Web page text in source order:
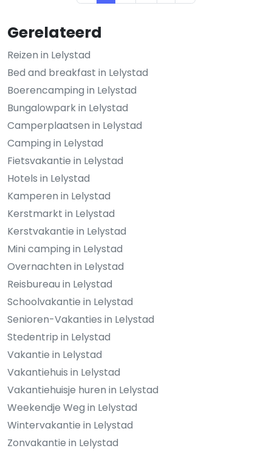
Gerelateerd
Reizen in Lelystad
Bed and breakfast in Lelystad
Boerencamping in Lelystad
Bungalowpark in Lelystad
Camperplaatsen in Lelystad
Camping in Lelystad
Fietsvakantie in Lelystad
Hotels in Lelystad
Kamperen in Lelystad
Kerstmarkt in Lelystad
Kerstvakantie in Lelystad
Mini camping in Lelystad
Overnachten in Lelystad
Reisbureau in Lelystad
Schoolvakantie in Lelystad
Senioren-Vakanties in Lelystad
Stedentrip in Lelystad
Vakantie in Lelystad
Vakantiehuis in Lelystad
Vakantiehuisje huren in Lelystad
Weekendje Weg in Lelystad
Wintervakantie in Lelystad
Zonvakantie in Lelystad